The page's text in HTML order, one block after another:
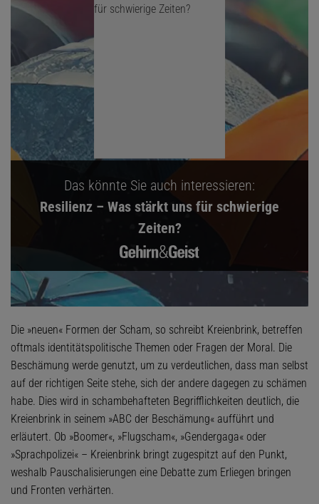
Das könnte Sie auch interessieren:
Resilienz – Was stärkt uns für schwierige
Zeiten?
Die »neuen« Formen der Scham, so schreibt Kreienbrink, betreffen
oftmals identitätspolitische Themen oder Fragen der Moral. Die
Beschämung werde genutzt, um zu verdeutlichen, dass man selbst
auf der richtigen Seite stehe, sich der andere dagegen zu schämen
habe. Dies wird in schambehafteten Begrifflichkeiten deutlich, die
Kreienbrink in seinem »ABC der Beschämung« aufführt und
erläutert. Ob »Boomer«, »Flugscham«, »Gendergaga« oder
»Sprachpolizei« – Kreienbrink bringt zugespitzt auf den Punkt,
weshalb Pauschalisierungen eine Debatte zum Erliegen bringen
und Fronten verhärten.